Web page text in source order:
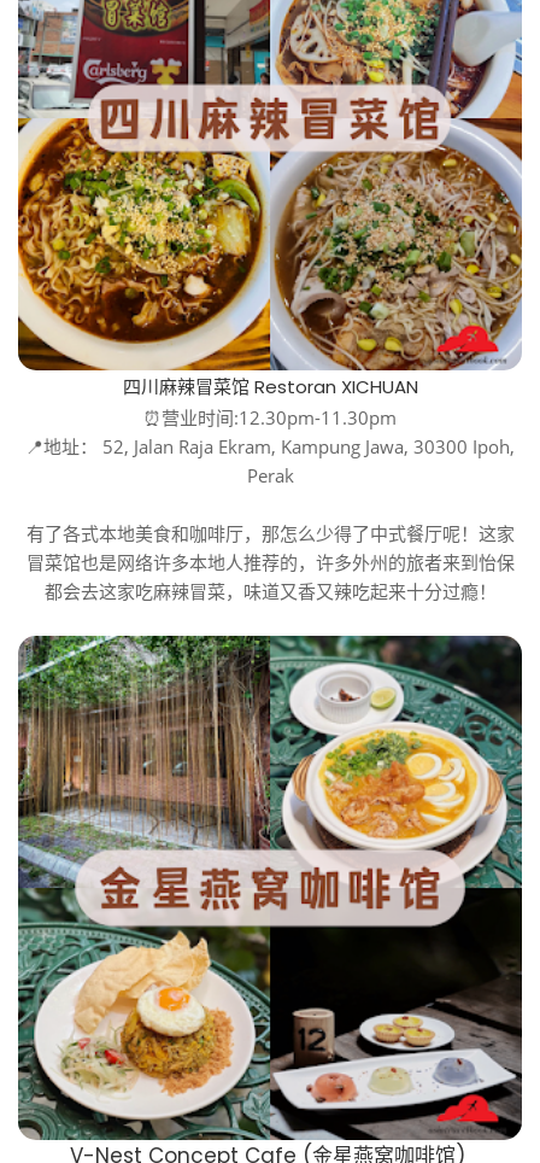
四川麻辣冒菜馆 Restoran XICHUAN
⏰营业时间:12.30pm-11.30pm
📍地址： 52, Jalan Raja Ekram, Kampung Jawa, 30300 Ipoh,
Perak
有了各式本地美食和咖啡厅，那怎么少得了中式餐厅呢！这家
冒菜馆也是网络许多本地人推荐的，许多外州的旅者来到怡保
都会去这家吃麻辣冒菜，味道又香又辣吃起来十分过瘾！
V-Nest Concept Cafe (金星燕窝咖啡馆)